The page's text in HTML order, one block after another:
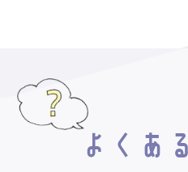
よくあ